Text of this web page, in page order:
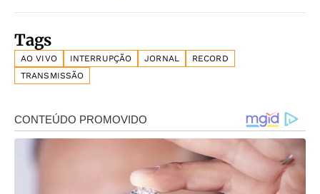
Tags
AO VIVO INTERRUPÇÃO JORNAL
RECORD
TRANSMISSÃO